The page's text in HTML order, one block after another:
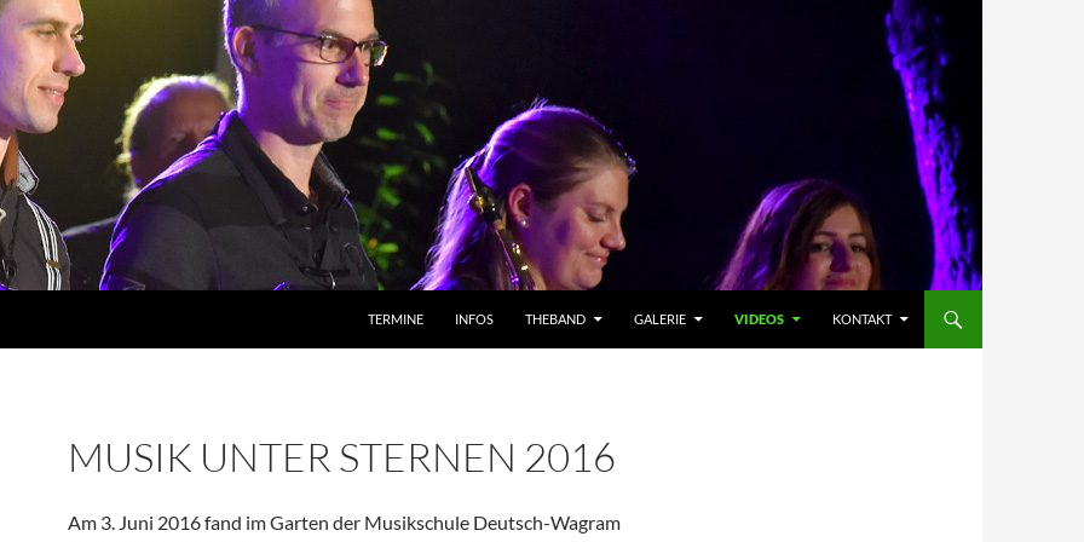
TERMINE INFOS THEBAND GALERIE VIDEOS KONTAKT
MUSIK UNTER STERNEN 2016
Am 3. Juni 2016 fand im Garten der Musikschule Deutsch-Wagram